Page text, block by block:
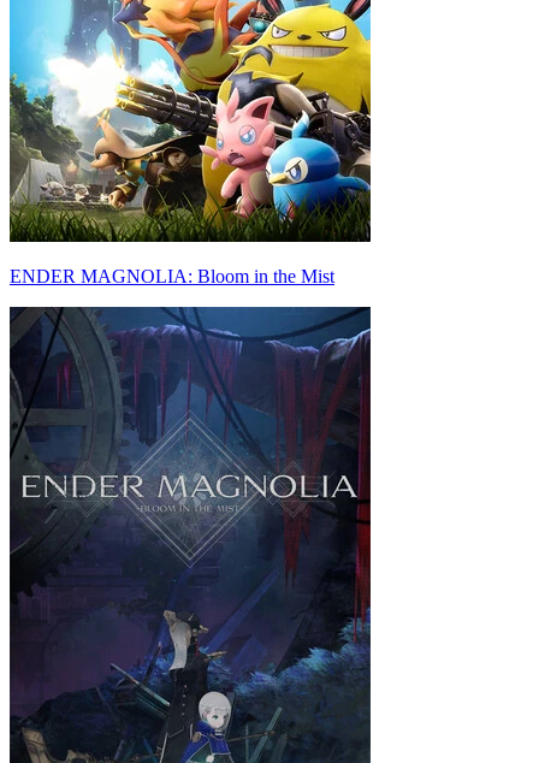
ENDER MAGNOLIA: Bloom in the Mist